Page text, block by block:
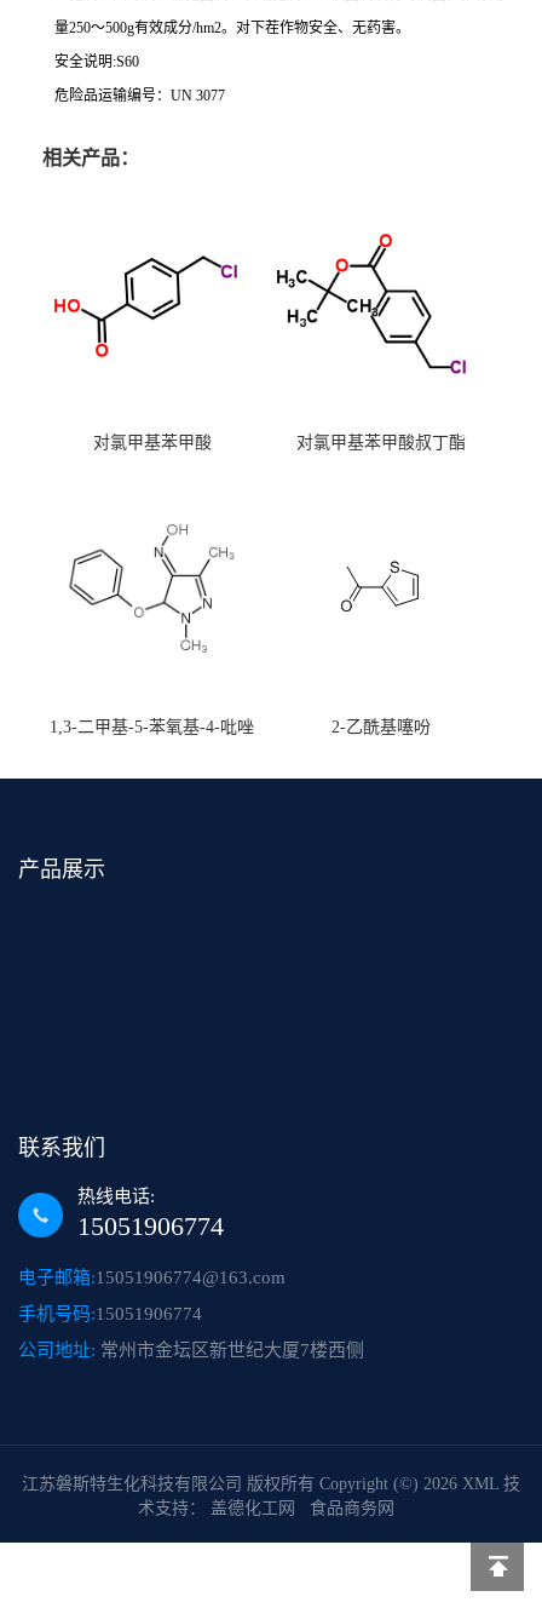
量250～500g有效成分/hm2。对下茬作物安全、无药害。
安全说明:S60
危险品运输编号：UN 3077
相关产品：
对氯甲基苯甲酸 对氯甲基苯甲酸叔丁酯
1,3-二甲基-5-苯氧基-4-吡唑
2-乙酰基噻吩
产品展示
联系我们
热线电话:
15051906774
电子邮箱:15051906774@163.com
手机号码:15051906774
公司地址: 常州市金坛区新世纪大厦7楼西侧
江苏磐斯特生化科技有限公司 版权所有 Copyright (©) 2026 XML 技
术支持： 盖德化工网 食品商务网